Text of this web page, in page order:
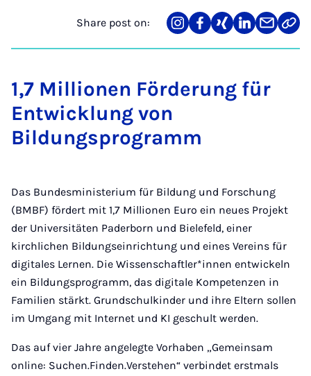
Share post on:
Share
on
Teilen
auf
Teilen
auf
Teilen
auf
Teilen
über
Link
1,7 Millionen Förderung für
Entwicklung von
Bildungsprogramm
Das Bundesministerium für Bildung und Forschung
(BMBF) fördert mit 1,7 Millionen Euro ein neues Projekt
der Universitäten Paderborn und Bielefeld, einer
kirchlichen Bildungseinrichtung und eines Vereins für
digitales Lernen. Die Wissenschaftler*innen entwickeln
ein Bildungsprogramm, das digitale Kompetenzen in
Familien stärkt. Grundschulkinder und ihre Eltern sollen
im Umgang mit Internet und KI geschult werden.
Das auf vier Jahre angelegte Vorhaben „Gemeinsam
online: Suchen.Finden.Verstehen“ verbindet erstmals